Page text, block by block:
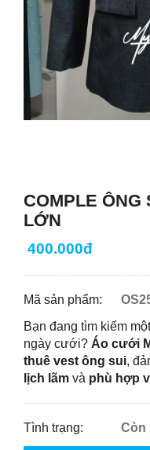
COMPLE ÔNG
LỚN
400.000đ
Mã sản phẩm:
Bạn đang tìm kiếm
ngày cưới? Áo cưới
thuê vest ông sui,
lịch lãm và phù hợp
Tình trạng: Còn